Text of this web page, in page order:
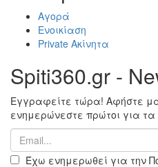
Αγορά
Ενοικίαση
Private Ακίνητα
Spiti360.gr -
Εγγραφείτε τώρα! Αφήστε
ενημερώνεστε πρώτοι για
Έχω ενημερωθεί για την